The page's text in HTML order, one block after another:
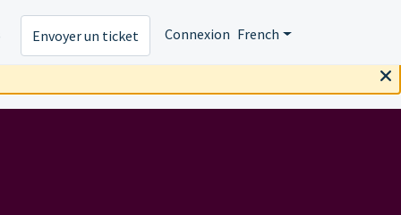
Envoyer un ticket Connexion French